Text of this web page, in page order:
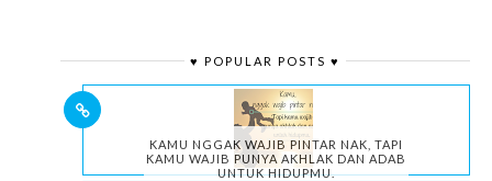
♥ POPULAR POSTS ♥
KAMU NGGAK WAJIB PINTAR NAK, TAPI
KAMU WAJIB PUNYA AKHLAK DAN ADAB
UNTUK HIDUPMU.